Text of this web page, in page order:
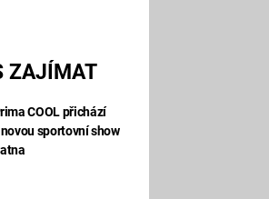
ZAJÍMAT
COOL přichází
sportovní show